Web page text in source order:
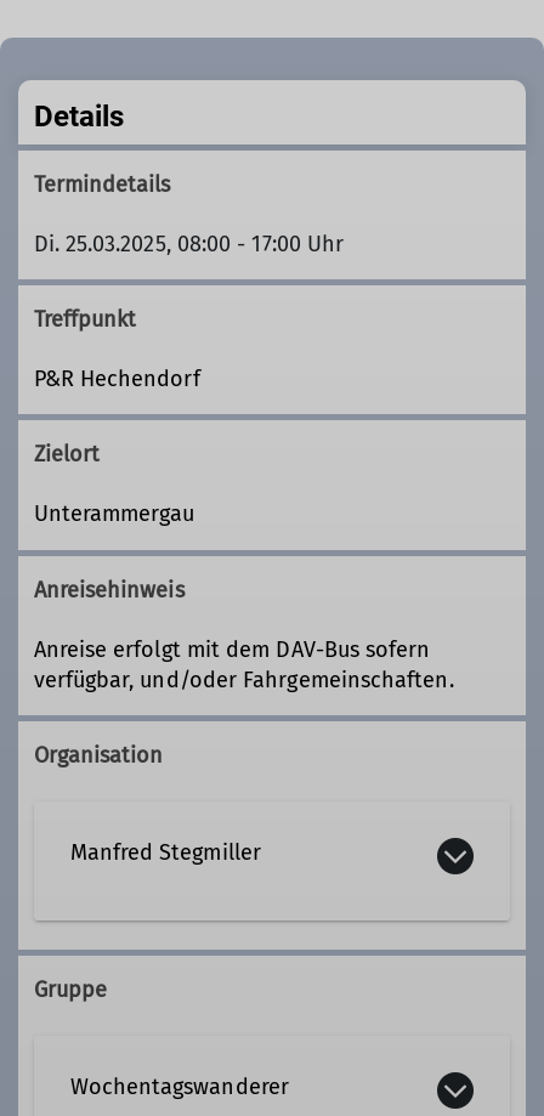
Details
Termindetails
Di. 25.03.2025, 08:00 - 17:00 Uhr
Treffpunkt
P&R Hechendorf
Zielort
Unterammergau
Anreisehinweis
Anreise erfolgt mit dem DAV-Bus sofern
verfügbar, und/oder Fahrgemeinschaften.
Organisation
Manfred Stegmiller
08191 7719 0179 4881154
Gruppe
Wochentagswanderer